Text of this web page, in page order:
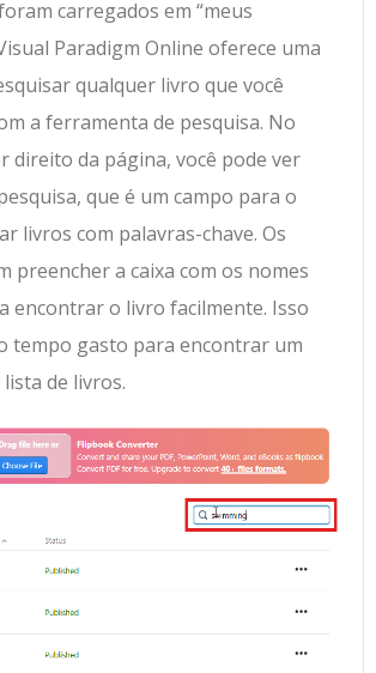
carregados em “meus
Paradigm Online oferece uma
qualquer livro que você
a ferramenta de pesquisa. No
direito da página, você pode ver
que é um campo para o
livros com palavras-chave. Os
preencher a caixa com os nomes
encontrar o livro facilmente. Isso
tempo gasto para encontrar um
de livros.